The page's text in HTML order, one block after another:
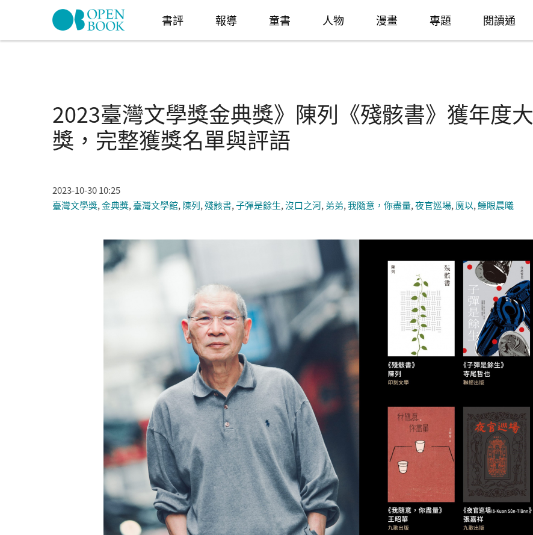
Skip to navigation
書評 報導 童書 人物 漫畫 專題 閱讀通
2023臺灣文學獎金典獎》陳列《殘骸書》獲年度大
獎，完整獲獎名單與評語
2023-10-30 10:25
臺灣文學獎,金典獎, 臺灣文學館, 陳列,殘骸書,子彈是餘生,沒口之河, 弟弟,我隨意，你盡量,夜官巡場, 魔以,鱷眼晨曦